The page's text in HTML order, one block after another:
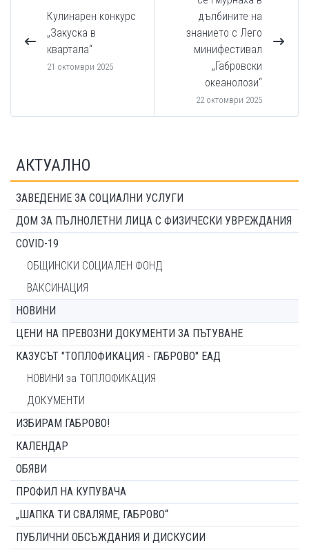
Кулинарен конкурс
„Закуска в
квартала“
21 октомври 2025
дълбините на
знанието с Лего
минифестивал
„Габровски
океанолози“
22 октомври 2025
АКТУАЛНО
ЗАВЕДЕНИЕ ЗА СОЦИАЛНИ УСЛУГИ
ДОМ ЗА ПЪЛНОЛЕТНИ ЛИЦА С ФИЗИЧЕСКИ УВРЕЖДАНИЯ
COVID-19
ОБЩИНСКИ СОЦИАЛЕН ФОНД
ВАКСИНАЦИЯ
НОВИНИ
ЦЕНИ НА ПРЕВОЗНИ ДОКУМЕНТИ ЗА ПЪТУВАНЕ
КАЗУСЪТ "ТОПЛОФИКАЦИЯ - ГАБРОВО" ЕАД
НОВИНИ за ТОПЛОФИКАЦИЯ
ДОКУМЕНТИ
ИЗБИРАМ ГАБРОВО!
КАЛЕНДАР
ОБЯВИ
ПРОФИЛ НА КУПУВАЧА
„ШАПКА ТИ СВАЛЯМЕ, ГАБРОВО“
ПУБЛИЧНИ ОБСЪЖДАНИЯ И ДИСКУСИИ